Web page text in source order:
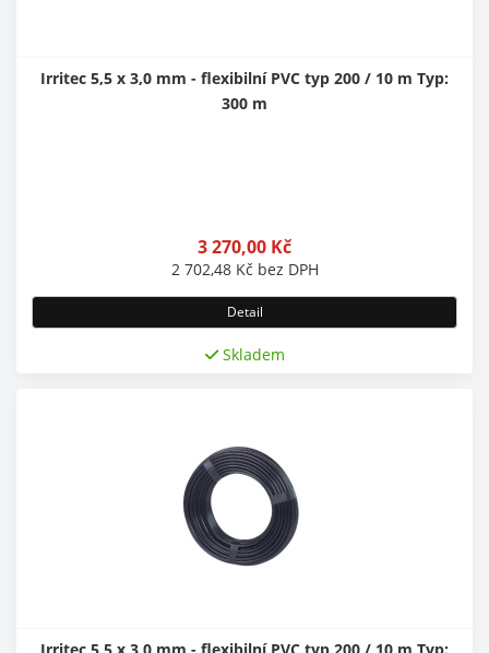
Irritec 5,5 x 3,0 mm - flexibilní PVC typ 200 / 10 m Typ:
300 m
3 270,00 Kč
2 702,48 Kč bez DPH
Detail
Skladem
Irritec 5,5 x 3,0 mm - flexibilní PVC typ 200 / 10 m Typ: